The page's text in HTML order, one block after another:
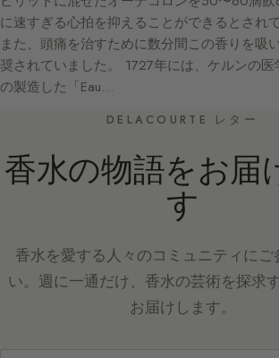
に速すぎる心拍を抑えることができるとされ
また、頭痛を治すために数分間この香りを吸
奨されていました。 1727年には、ケルンの医
の製造した「Eau…
DELACOURTE レター
香水の物語をお届
す
香水を愛する人々のコミュニティにご
い。週に一通だけ、香水の芸術を探求
お届けします。